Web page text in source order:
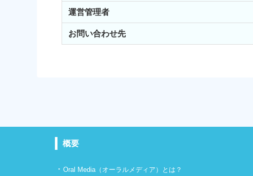
運営管理者
お問い合わせ先
概要
・ Oral Media（オーラルメディア）とは？